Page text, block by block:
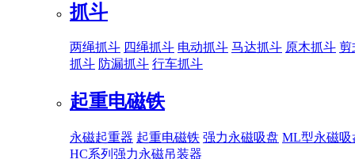
抓斗
两绳抓斗 四绳抓斗 电动抓斗 马达抓斗 原木抓斗 剪
抓斗 防漏抓斗 行车抓斗
起重电磁铁
永磁起重器 起重电磁铁 强力永磁吸盘 ML型永磁吸
HC系列强力永磁吊装器